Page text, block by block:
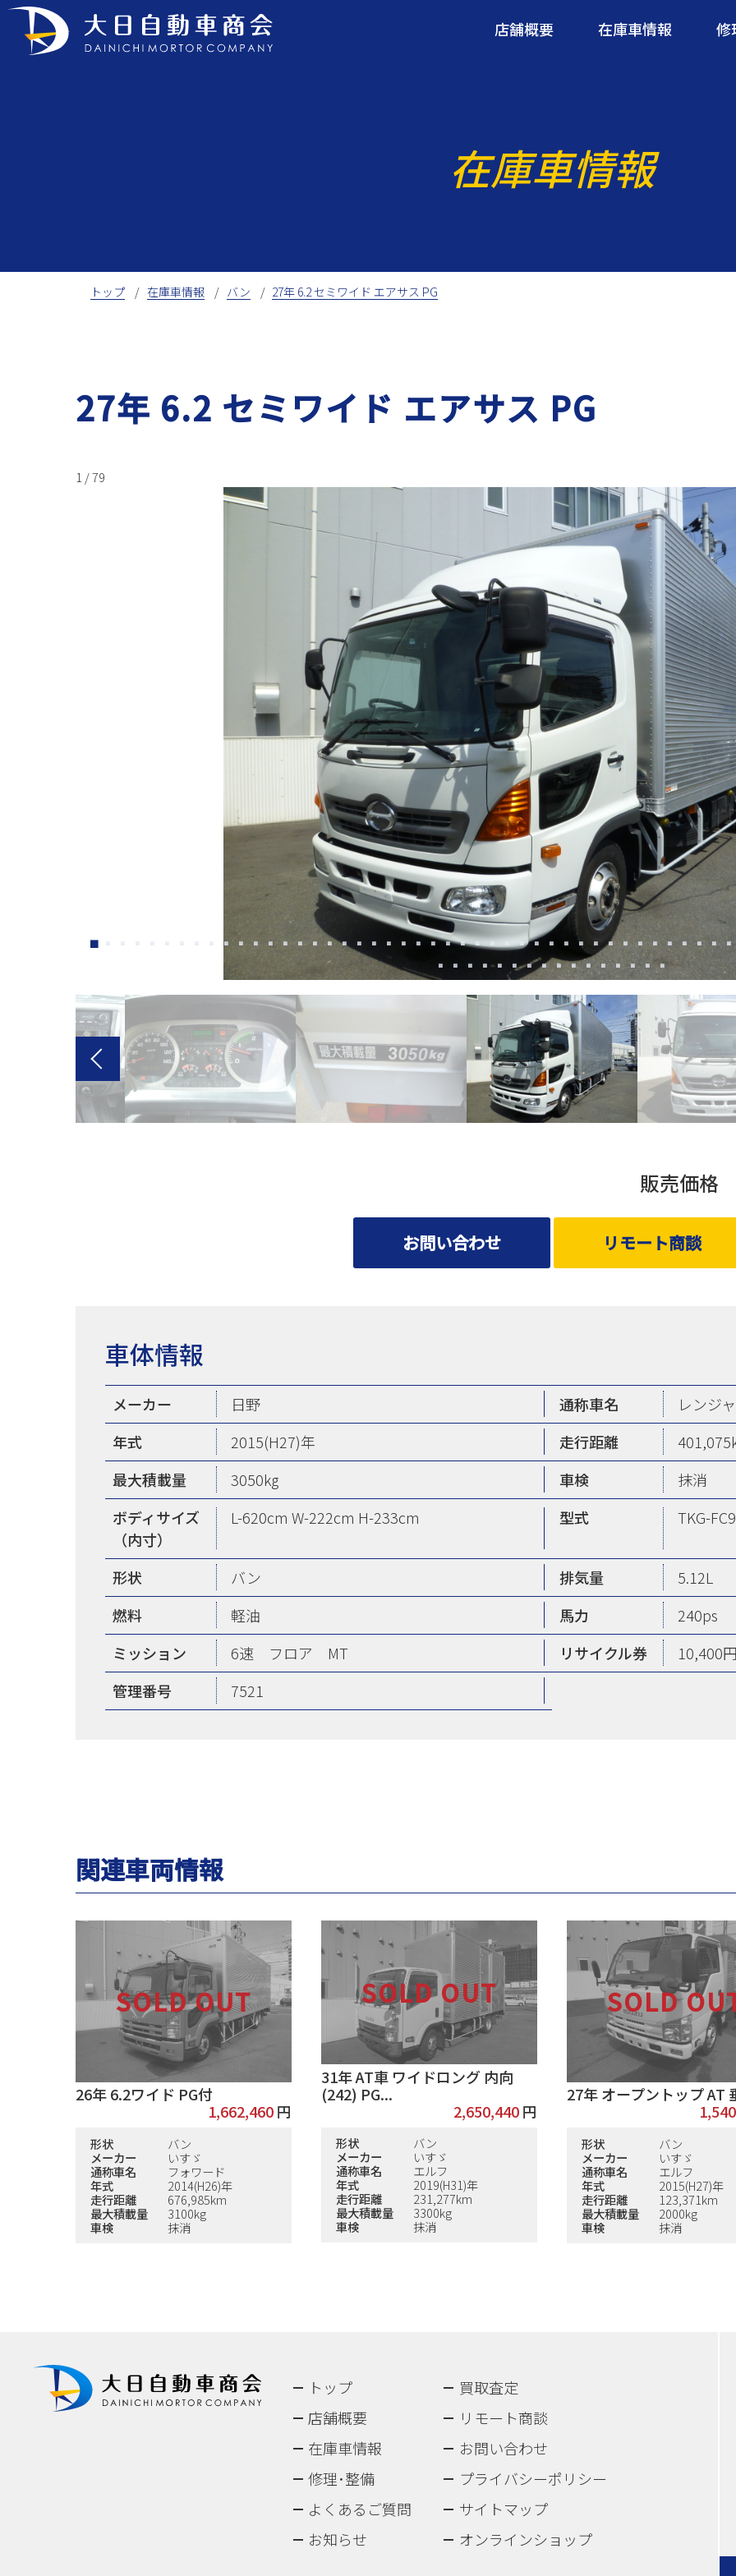
Skip
content
店舗概要 在庫車情報 修
在庫車情報
トップ 在庫車情報 バン 27年 6.2 セミワイド エアサス PG
27年 6.2 セミワイド エアサス PG
1 / 79
販売価格
お問い合わせ リモート商談
車体情報
メーカー 日野 通称車名
レンジ
年式
2015(H27)年 走行距離
最大積載量
3050kg 車検
抹消
ボディサイズ
（内寸）
L-620cm W-222cm H-233cm 型式 TKG-
形状 バン 排気量
5.12L
燃料
軽油 馬力
240ps
ミッション
6速 フロア MT リサイクル券
10,400円
管理番号
7521
関連車両情報
26年 6.2ワイド PG付
1,662,460円
形状
バン
メーカー
いすゞ
通称車名
フォワード
年式
2014(H26)年
走行距離
676,985km
最大積載量
3100kg
車検
抹消
31年 AT車 ワイドロング 内向
(242) PG...
2,650,440円
形状
バン
メーカー
いすゞ
通称車名
エルフ
年式
2019(H31)年
走行距離
231,277km
最大積載量
3300kg
車検
抹消
27年 オープントップ AT
形状
バン
メーカー
いすゞ
通称車名
エルフ
年式
2015(H27)年
走行距離
123,371km
最大積載量
2000kg
車検
抹消
トップ
店舗概要
在庫車情報
修理･整備
よくあるご質問
お知らせ
買取査定
リモート商談
お問い合わせ
プライバシーポリシー
サイトマップ
オンラインショップ